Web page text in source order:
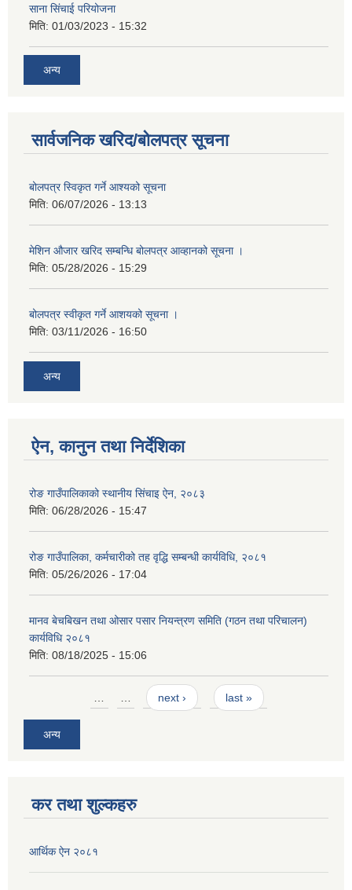
साना सिंचाई परियोजना
मिति: 01/03/2023 - 15:32
अन्य
सार्वजनिक खरिद/बोलपत्र सूचना
बोलपत्र स्विकृत गर्ने आश्यको सूचना
मिति: 06/07/2026 - 13:13
मेशिन औजार खरिद सम्बन्धि बोलपत्र आव्हानको सूचना ।
मिति: 05/28/2026 - 15:29
बोलपत्र स्वीकृत गर्ने आशयको सूचना ।
मिति: 03/11/2026 - 16:50
अन्य
ऐन, कानुन तथा निर्देशिका
रोङ गाउँपालिकाको स्थानीय सिंचाइ ऐन, २०८३
मिति: 06/28/2026 - 15:47
रोङ गाउँपालिका, कर्मचारीको तह वृद्धि सम्बन्धी कार्यविधि, २०८१
मिति: 05/26/2026 - 17:04
मानव बेचबिखन तथा ओसार पसार नियन्त्रण समिति (गठन तथा परिचालन)
कार्यविधि २०८१
मिति: 08/18/2025 - 15:06
… … next › last »
अन्य
कर तथा शुल्कहरु
आर्थिक ऐन २०८१